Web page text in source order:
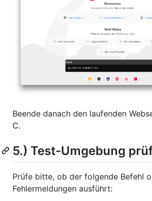
Beende danach den laufenden
C.
5.) Test-Umgebung
Prüfe bitte, ob der folgende Befehl
Fehlermeldungen ausführt: